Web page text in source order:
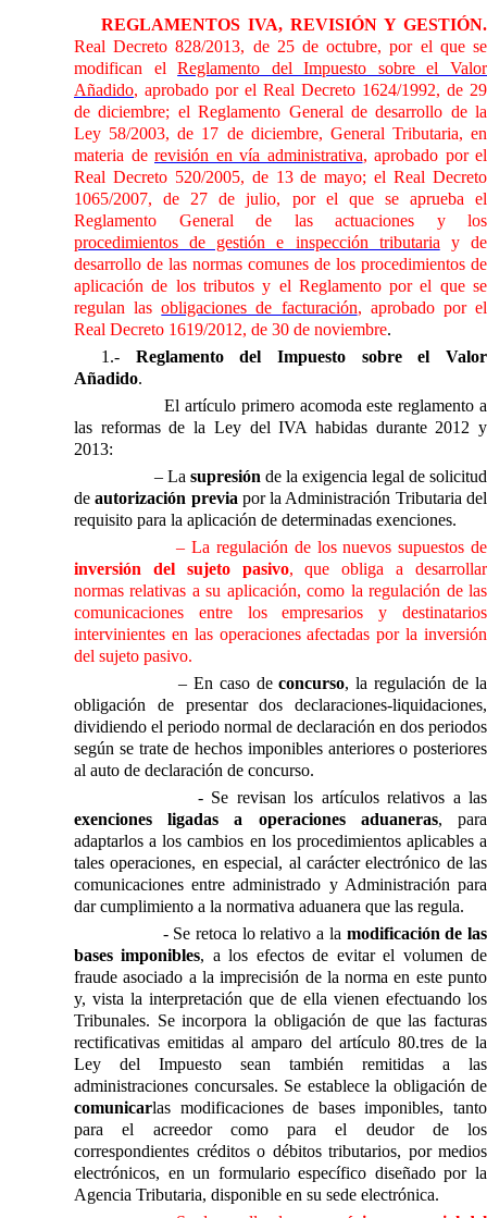
REGLAMENTOS IVA, REVISIÓN Y GESTIÓN.
Real Decreto 828/2013, de 25 de octubre, por el que se
modifican elReglamento del Impuesto sobre el Valor
Añadido, aprobado por el Real Decreto 1624/1992, de 29
de diciembre; el Reglamento General de desarrollo de la
Ley 58/2003, de 17 de diciembre, General Tributaria, en
materia de revisión en vía administrativa, aprobado por el
Real Decreto 520/2005, de 13 de mayo; el Real Decreto
1065/2007, de 27 de julio, por el que se aprueba el
Reglamento General de las actuaciones y los
procedimientos de gestión e inspección tributaria y de
desarrollo de las normas comunes de los procedimientos de
aplicación de los tributos y el Reglamento por el que se
regulan lasobligaciones de facturación, aprobado por el
Real Decreto 1619/2012, de 30 de noviembre.
1.- Reglamento del Impuesto sobre el Valor
Añadido.
El artículo primero acomoda este reglamento a
las reformas dela Leydel IVA habidas durante 2012 y
2013:
– La supresión de la exigencia legal de solicitud
deautorización previa porla Administración Tributaria del
requisito para la aplicación de determinadas exenciones.
– La regulación de los nuevos supuestos de
inversión del sujeto pasivo, que obliga a desarrollar
normas relativas a su aplicación, como la regulación de las
comunicaciones entre los empresarios y destinatarios
intervinientes en las operaciones afectadas por la inversión
del sujeto pasivo.
– En caso deconcurso, la regulación de la
obligación de presentar dos declaraciones-liquidaciones,
dividiendo el periodo normal de declaración en dos periodos
según se trate de hechos imponibles anteriores o posteriores
al auto de declaración de concurso.
- Se revisan los artículos relativos a las
exenciones ligadas a operaciones aduaneras, para
adaptarlos a los cambios en los procedimientos aplicables a
tales operaciones, en especial, al carácter electrónico de las
comunicaciones entre administrado y Administración para
dar cumplimiento a la normativa aduanera que las regula.
- Se retoca lo relativo a la modificación de las
bases imponibles, a los efectos de evitar el volumen de
fraude asociado a la imprecisión de la norma en este punto
y, vista la interpretación que de ella vienen efectuando los
Tribunales. Se incorpora la obligación de que las facturas
rectificativas emitidas al amparo del artículo 80.tres de la
Ley del Impuesto sean también remitidas a las
administraciones concursales. Se establece la obligación de
comunicarlas modificaciones de bases imponibles, tanto
para el acreedor como para el deudor de los
correspondientes créditos o débitos tributarios, por medios
electrónicos, en un formulario específico diseñado por la
Agencia Tributaria, disponible en su sede electrónica.